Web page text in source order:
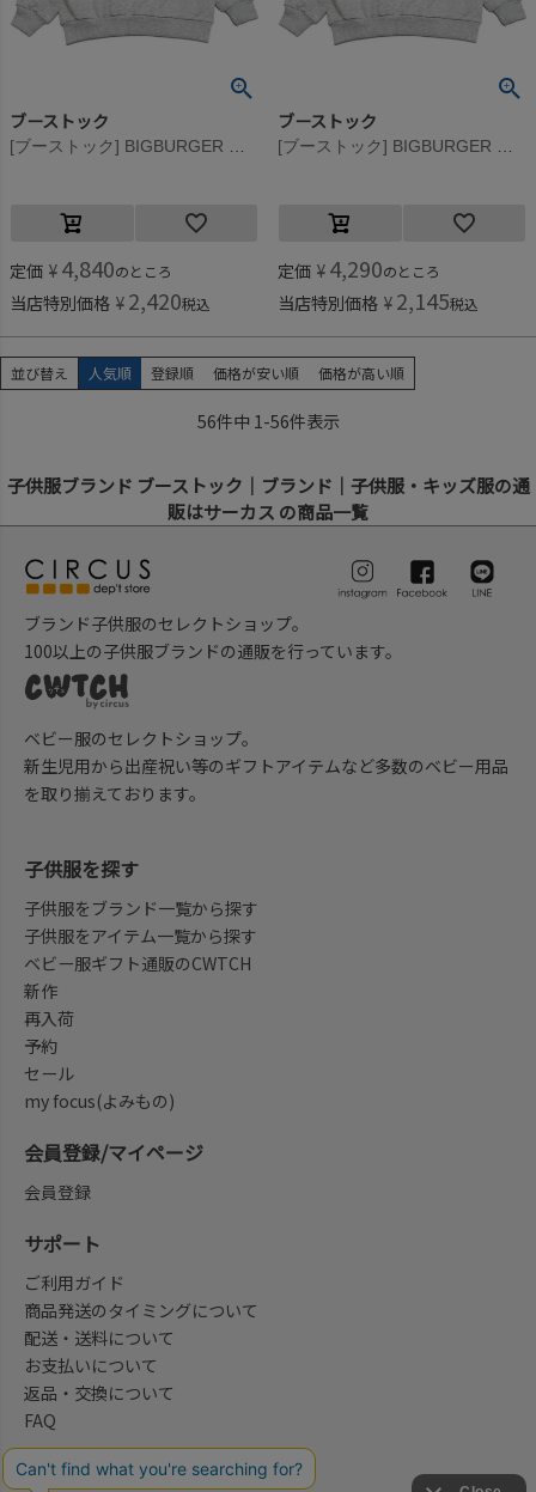
ブーストック
定価 ¥ 4,840のところ
当店特別価格 ¥ 2,420税込
ブーストック
定価 ¥ 4,290のところ
当店特別価格 ¥ 2,145税込
並び替え 人気順 登録順 価格が安い順 価格が高い順
56件中 1 -56件表示
子供服ブランド ブーストック｜ブランド｜子供服・キッズ服の通
販はサーカス の商品一覧
ブランド子供服のセレクトショップ。
100以上の子供服ブランドの通販を行っています。
ベビー服のセレクトショップ。
新生児用から出産祝い等のギフトアイテムなど多数のベビー用品
を取り揃えております。
会社概要/お問合せ先
子供服を探す
子供服をブランド一覧から探す
子供服をアイテム一覧から探す
ベビー服ギフト通販のCWTCH
新作
再入荷
予約
セール
my focus(よみもの)
会員登録/マイページ
会員登録
サポート
ご利用ガイド
商品発送のタイミングについて
配送・送料について
お支払いについて
返品・交換について
FAQ